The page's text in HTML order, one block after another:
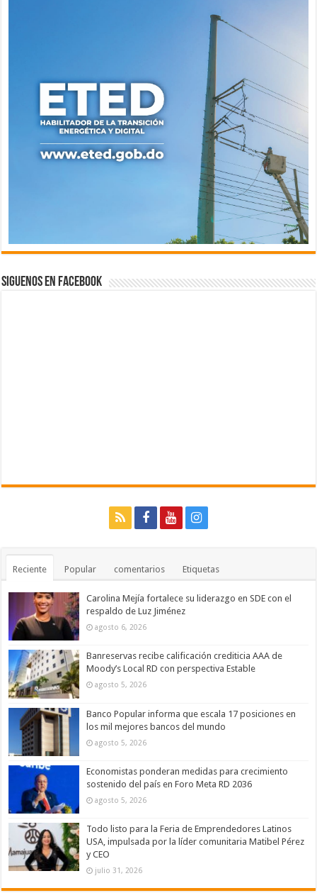
Siguenos en Facebook
Reciente Popular comentarios Etiquetas
Carolina Mejía fortalece su liderazgo en SDE con el
respaldo de Luz Jiménez
agosto 6, 2026
Banreservas recibe calificación crediticia AAA de
Moody’s Local RD con perspectiva Estable
agosto 5, 2026
Banco Popular informa que escala 17 posiciones en
los mil mejores bancos del mundo
agosto 5, 2026
Economistas ponderan medidas para crecimiento
sostenido del país en Foro Meta RD 2036
agosto 5, 2026
Todo listo para la Feria de Emprendedores Latinos
USA, impulsada por la líder comunitaria Matibel Pérez
y CEO
julio 31, 2026